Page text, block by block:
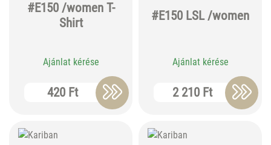
#E150 /women T-
Shirt
Ajánlat kérése
420 Ft
#E150 LSL /women
Ajánlat kérése
2 210 Ft